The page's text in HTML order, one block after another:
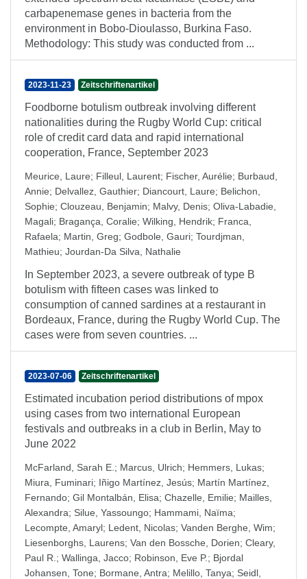
carbapenemase genes in bacteria from the
environment in Bobo-Dioulasso, Burkina Faso.
Methodology: This study was conducted from ...
2023-11-23 Zeitschriftenartikel
Foodborne botulism outbreak involving different
nationalities during the Rugby World Cup: critical
role of credit card data and rapid international
cooperation, France, September 2023
Meurice, Laure; Filleul, Laurent; Fischer, Aurélie; Burbaud,
Annie; Delvallez, Gauthier; Diancourt, Laure; Belichon,
Sophie; Clouzeau, Benjamin; Malvy, Denis; Oliva-Labadie,
Magali; Bragança, Coralie; Wilking, Hendrik; Franca,
Rafaela; Martin, Greg; Godbole, Gauri; Tourdjman,
Mathieu; Jourdan-Da Silva, Nathalie
In September 2023, a severe outbreak of type B
botulism with fifteen cases was linked to
consumption of canned sardines at a restaurant in
Bordeaux, France, during the Rugby World Cup. The
cases were from seven countries. ...
2023-07-06 Zeitschriftenartikel
Estimated incubation period distributions of mpox
using cases from two international European
festivals and outbreaks in a club in Berlin, May to
June 2022
McFarland, Sarah E. ; Marcus, Ulrich; Hemmers, Lukas;
Miura, Fuminari; Iñigo Martínez, Jesús; Martín Martínez,
Fernando; Gil Montalbán, Elisa; Chazelle, Emilie; Mailles,
Alexandra; Silue, Yassoungo; Hammami, Naïma;
Lecompte, Amaryl; Ledent, Nicolas; Vanden Berghe, Wim;
Liesenborghs, Laurens; Van den Bossche, Dorien; Cleary,
Paul R. ; Wallinga, Jacco; Robinson, Eve P.; Bjordal
Johansen, Tone; Bormane, Antra; Melillo, Tanya; Seidl,